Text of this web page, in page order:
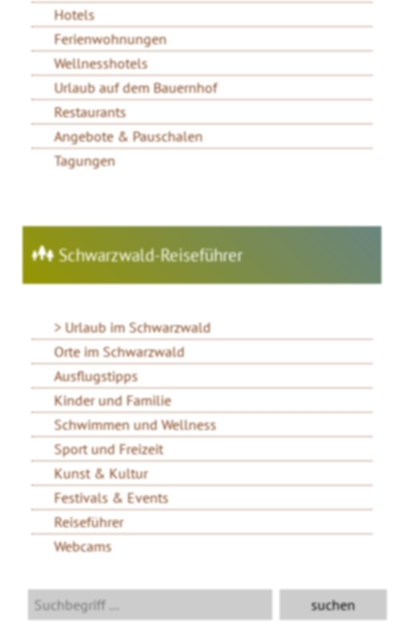
Hotels
Ferienwohnungen
Wellnesshotels
Urlaub auf dem Bauernhof
Restaurants
Angebote & Pauschalen
Tagungen
Schwarzwald-Reiseführer
Urlaub im Schwarzwald
Orte im Schwarzwald
Ausflugstipps
Kinder und Familie
Schwimmen und Wellness
Sport und Freizeit
Kunst & Kultur
Festivals & Events
Reiseführer
Webcams